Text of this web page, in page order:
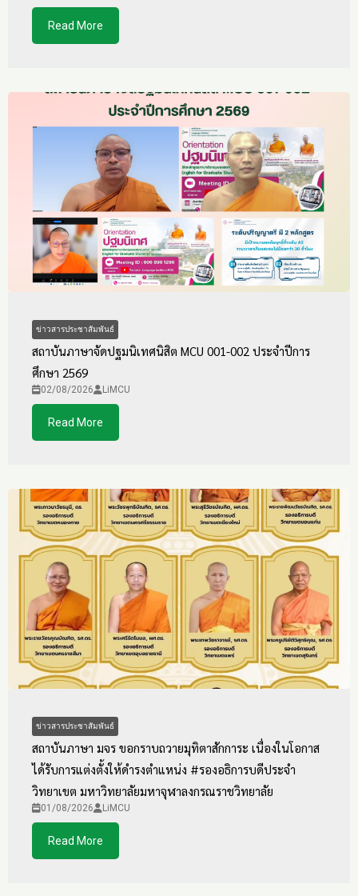
Read More
ข่าวสารประชาสัมพันธ์
สถาบันภาษาจัดปฐมนิเทศนิสิต MCU 001-002 ประจำปีการ
ศึกษา 2569
02/08/2026 LiMCU
Read More
ข่าวสารประชาสัมพันธ์
สถาบันภาษา มจร ขอกราบถวายมุทิตาสักการะ เนื่องในโอกาส
ได้รับการแต่งตั้งให้ดำรงตำแหน่ง #รองอธิการบดีประจำ
วิทยาเขต มหาวิทยาลัยมหาจุฬาลงกรณราชวิทยาลัย
01/08/2026 LiMCU
Read More